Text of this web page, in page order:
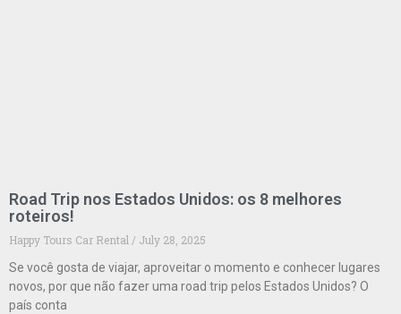
Road Trip nos Estados Unidos: os 8 melhores
roteiros!
Happy Tours Car Rental
July 28, 2025
Se você gosta de viajar, aproveitar o momento e conhecer lugares
novos, por que não fazer uma road trip pelos Estados Unidos? O
país conta